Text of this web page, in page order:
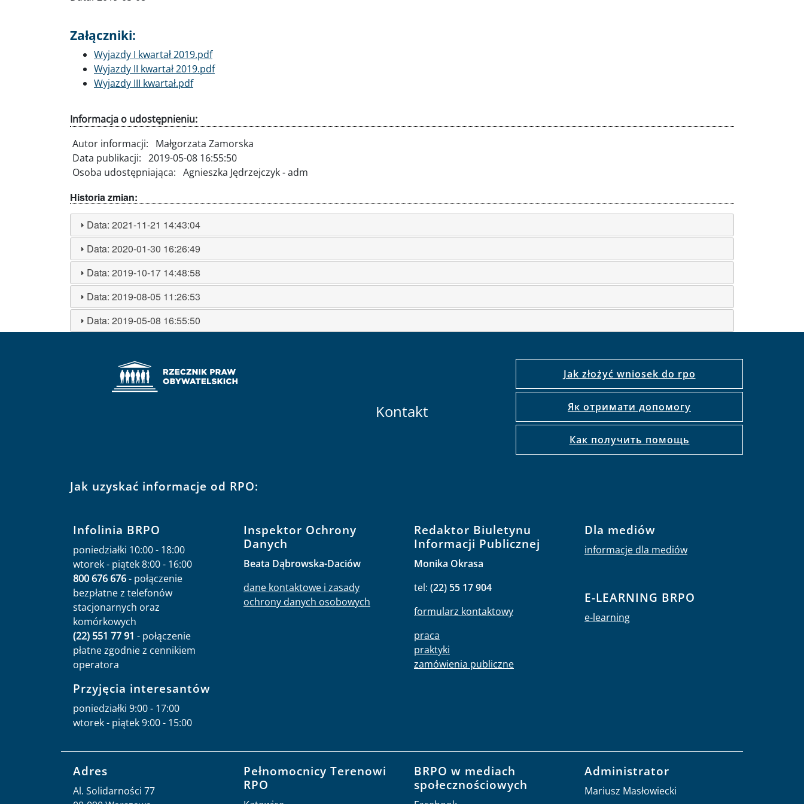
Załączniki:
Dokument
Wyjazdy I kwartał 2019.pdf
Dokument
Wyjazdy II kwartał 2019.pdf
Dokument
Wyjazdy III kwartał.pdf
Informacja o udostępnieniu:
Autor informacji:
Małgorzata Zamorska
Data publikacji: 2019-05-08 16:55:50
Osoba udostępniająca: Agnieszka Jędrzejczyk - adm
Historia zmian:
Data:2021-11-21 14:43:04
Data:2020-01-30 16:26:49
Data:2019-10-17 14:48:58
Data:2019-08-05 11:26:53
Data:2019-05-08 16:55:50
Kontakt
Jak złożyć wniosek do rpo
Як отримати допомогу
Как получить помощь
Jak uzyskać informacje od RPO:
Infolinia BRPO
poniedziałki 10:00 - 18:00
wtorek - piątek 8:00 - 16:00
800 676 676- połączenie
bezpłatne z telefonów
stacjonarnych oraz
komórkowych
(22) 551 77 91 - połączenie
płatne zgodnie z cennikiem
operatora
Przyjęcia interesantów
poniedziałki 9:00 - 17:00
wtorek - piątek 9:00 - 15:00
Inspektor Ochrony
Danych
Beata Dąbrowska-Daciów
dane kontaktowe i zasady
ochrony danych osobowych
Redaktor Biuletynu
Informacji Publicznej
Monika Okrasa
tel: (22) 55 17 904
formularz kontaktowy
praca
praktyki
zamówienia publiczne
Dla mediów
informacje dla mediów
E-LEARNING BRPO
e-learning
Adres
Al. Solidarności 77
Pełnomocnicy Terenowi
RPO
BRPO w mediach
społecznościowych
Administrator
Mariusz Masłowiecki